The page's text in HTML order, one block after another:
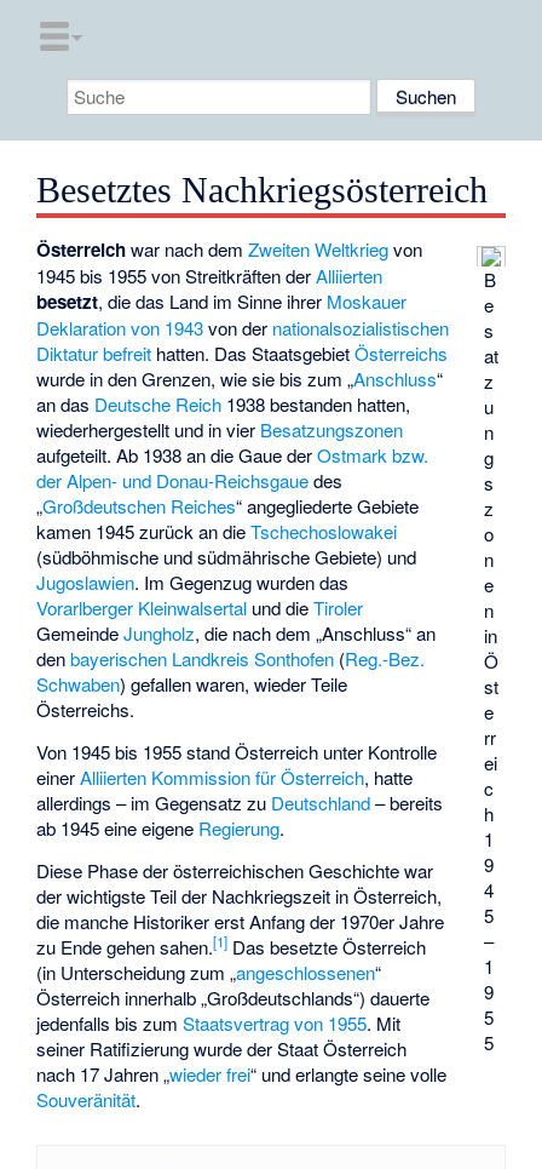
Besetztes Nachkriegsösterreich
B
e
s
at
z
u
n
g
s
z
o
n
e
n
in
Ö
st
e
rr
ei
c
h
1
9
4
5
–
1
9
5
5
Österreichwar nach demZweiten Weltkriegvon
1945 bis 1955 von Streitkräften derAlliierten
besetzt, die das Land im Sinne ihrer Moskauer
Deklaration von 1943von der nationalsozialistischen
Diktatur befreit hatten. Das StaatsgebietÖsterreichs
wurde in den Grenzen, wie sie bis zum „Anschluss“
an das Deutsche Reich 1938 bestanden hatten,
wiederhergestellt und in vier Besatzungszonen
aufgeteilt. Ab 1938 an die Gaue derOstmark bzw.
der Alpen- und Donau-Reichsgauedes
„Großdeutschen Reiches“ angegliederte Gebiete
kamen 1945 zurück an dieTschechoslowakei
(südböhmische und südmährische Gebiete) und
Jugoslawien. Im Gegenzug wurden das
Vorarlberger Kleinwalsertal und dieTiroler
GemeindeJungholz, die nach dem „Anschluss“ an
denbayerischen Landkreis Sonthofen (Reg.-Bez.
Schwaben) gefallen waren, wieder Teile
Österreichs.
Von 1945 bis 1955 stand Österreich unter Kontrolle
einerAlliierten Kommission für Österreich, hatte
allerdings – im Gegensatz zu Deutschland– bereits
ab 1945 eine eigene Regierung.
Diese Phase der österreichischen Geschichte war
der wichtigste Teil der Nachkriegszeit in Österreich,
die manche Historiker erst Anfang der 1970er Jahre
zu Ende gehen sahen.[1] Das besetzte Österreich
(in Unterscheidung zum „angeschlossenen“
Österreich innerhalb „Großdeutschlands“) dauerte
jedenfalls bis zumStaatsvertrag von 1955. Mit
seiner Ratifizierung wurde der Staat Österreich
nach 17 Jahren „wieder frei“ und erlangte seine volle
Souveränität.